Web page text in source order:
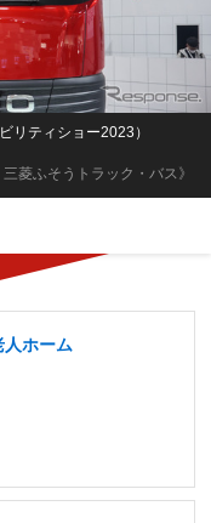
三菱ふそうトラック・バス》
リティショー2023）
人ホーム